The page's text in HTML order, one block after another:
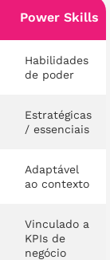
Power Skills
Habilidades
de poder
Estratégicas
/ essenciais
Adaptável
ao contexto
Vinculado a
KPIs de
negócio